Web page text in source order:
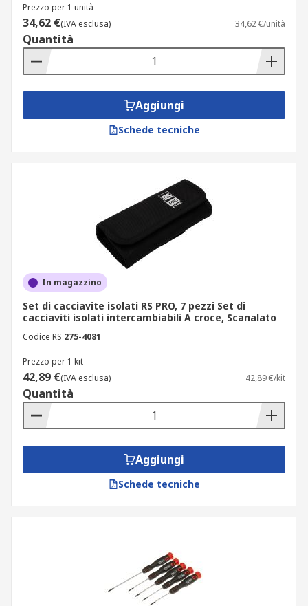
Prezzo per 1 unità
34,62 €(IVA esclusa) 34,62 €/unità
Quantità
Aggiungi
Schede tecniche
In magazzino
Set di cacciavite isolati RS PRO, 7 pezzi Set di
cacciaviti isolati intercambiabili A croce, Scanalato
Codice RS 275-4081
Prezzo per 1 kit
42,89 €(IVA esclusa) 42,89 €/kit
Quantità
Aggiungi
Schede tecniche